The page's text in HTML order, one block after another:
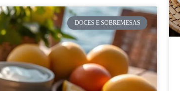
DOCES E SOBREMESAS